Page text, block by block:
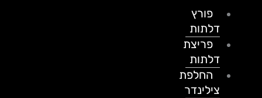
פורץ
דלתות
פריצת
דלתות
החלפת
צילינדר